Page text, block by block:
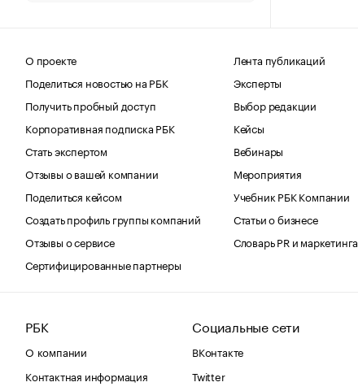
О проекте
Поделиться новостью на РБК
Получить пробный доступ
Корпоративная подписка РБК
Стать экспертом
Отзывы о вашей компании
Поделиться кейсом
Создать профиль группы компаний
Отзывы о сервисе
Сертифицированные партнеры
Лента публикаций
Эксперты
Выбор редакции
Кейсы
Вебинары
Мероприятия
Учебник РБК Компании
Статьи о бизнесе
Словарь PR и маркетинга
РБК
О компании
Контактная информация
Социальные сети
ВКонтакте
Twitter